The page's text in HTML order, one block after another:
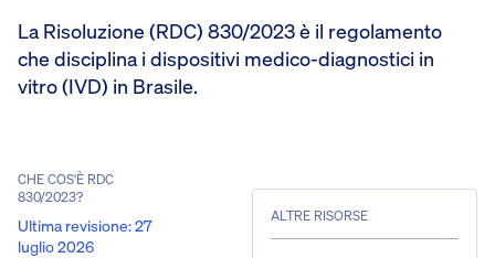
La Risoluzione (RDC) 830/2023 è il regolamento
che disciplina i dispositivi medico-diagnostici in
vitro (IVD) in Brasile.
CHE COS'È RDC
830/2023?
Ultima revisione:27
luglio 2026
ALTRE RISORSE